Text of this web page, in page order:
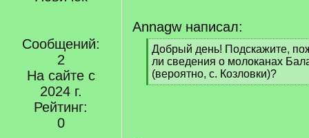
Сообщений:
2
На сайте с
2024 г.
Рейтинг:
0
Annagw написал:
[
q
]
Добрый день! Подскажите,
ли сведения о молоканах
(вероятно, с. Козловки)?
[